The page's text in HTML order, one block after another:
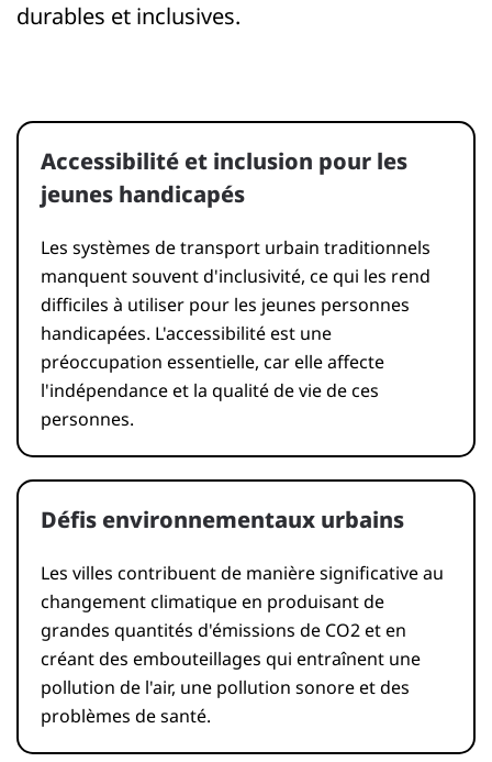
durables et inclusives.
Accessibilité et inclusion pour les
jeunes handicapés
Les systèmes de transport urbain traditionnels
manquent souvent d'inclusivité, ce qui les rend
difficiles à utiliser pour les jeunes personnes
handicapées. L'accessibilité est une
préoccupation essentielle, car elle affecte
l'indépendance et la qualité de vie de ces
personnes.
Défis environnementaux urbains
Les villes contribuent de manière significative au
changement climatique en produisant de
grandes quantités d'émissions de CO2 et en
créant des embouteillages qui entraînent une
pollution de l'air, une pollution sonore et des
problèmes de santé.